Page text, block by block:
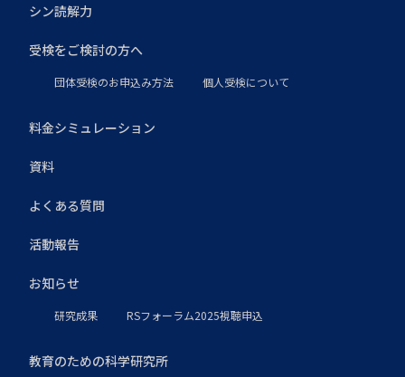
シン読解力
受検をご検討の方へ
団体受検のお申込み方法 個人受検について
料金シミュレーション
資料
よくある質問
活動報告
お知らせ
研究成果 RSフォーラム2025視聴申込
教育のための科学研究所